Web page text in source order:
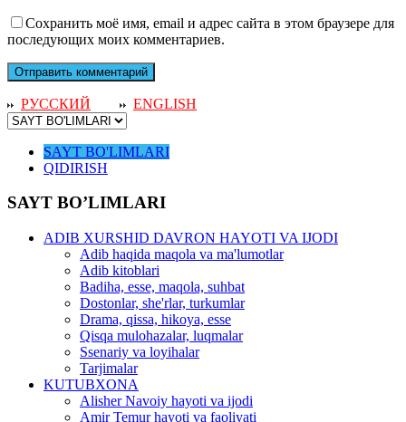
Сохранить моё имя, email и адрес сайта в этом браузере для
последующих моих комментариев.
РУССКИЙ ENGLISH
SAYT BO'LIMLARI
QIDIRISH
SAYT BO’LIMLARI
ADIB XURSHID DAVRON HAYOTI VA IJODI
Adib haqida maqola va ma'lumotlar
Adib kitoblari
Badiha, esse, maqola, suhbat
Dostonlar, she'rlar, turkumlar
Drama, qissa, hikoya, esse
Qisqa mulohazalar, luqmalar
Ssenariy va loyihalar
Tarjimalar
KUTUBXONA
Alisher Navoiy hayoti va ijodi
Amir Temur hayoti va faoliyati